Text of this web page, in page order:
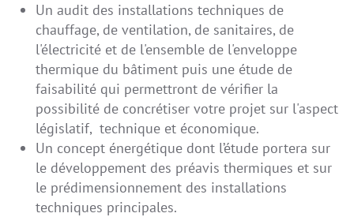
Un audit des installations techniques de
chauffage, de ventilation, de sanitaires, de
l'électricité et de l'ensemble de l'enveloppe
thermique du bâtiment puis une étude de
faisabilité qui permettront de vérifier la
possibilité de concrétiser votre projet sur l'aspect
législatif, technique et économique.
Un concept énergétique dont l’étude portera sur
le développement des préavis thermiques et sur
le prédimensionnement des installations
techniques principales.